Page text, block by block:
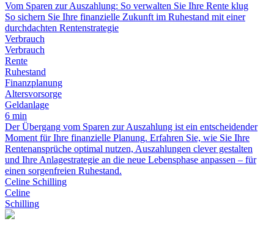
Vom Sparen zur Auszahlung: So verwalten Sie Ihre Rente klug
So sichern Sie Ihre finanzielle Zukunft im Ruhestand mit einer
durchdachten Rentenstrategie
Verbrauch
Verbrauch
Rente
Ruhestand
Finanzplanung
Altersvorsorge
Geldanlage
6 min
Der Übergang vom Sparen zur Auszahlung ist ein entscheidender
Moment für Ihre finanzielle Planung. Erfahren Sie, wie Sie Ihre
Rentenansprüche optimal nutzen, Auszahlungen clever gestalten
und Ihre Anlagestrategie an die neue Lebensphase anpassen – für
einen sorgenfreien Ruhestand.
Celine Schilling
Celine
Schilling